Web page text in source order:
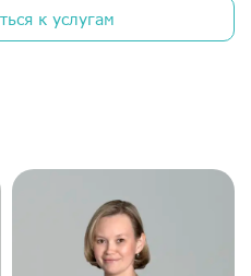
к услугам